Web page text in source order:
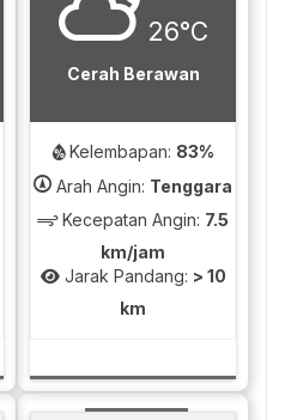
26°C
Cerah Berawan
Kelembapan: 83%
Arah Angin: Tenggara
Kecepatan Angin: 7.5
km/jam
Jarak Pandang: > 10
km